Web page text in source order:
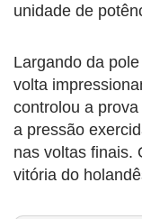
unidade de
Largando da
volta
controlou a
a pressão
nas voltas finais.
vitória do